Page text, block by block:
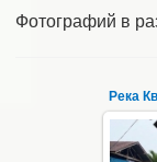
Фотографий в